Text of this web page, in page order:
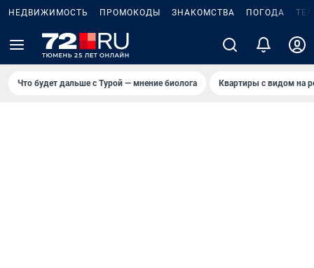
НЕДВИЖИМОСТЬ ПРОМОКОДЫ ЗНАКОМСТВА ПОГОДА
Что будет дальше с Турой — мнение биолога Квартиры с видом на